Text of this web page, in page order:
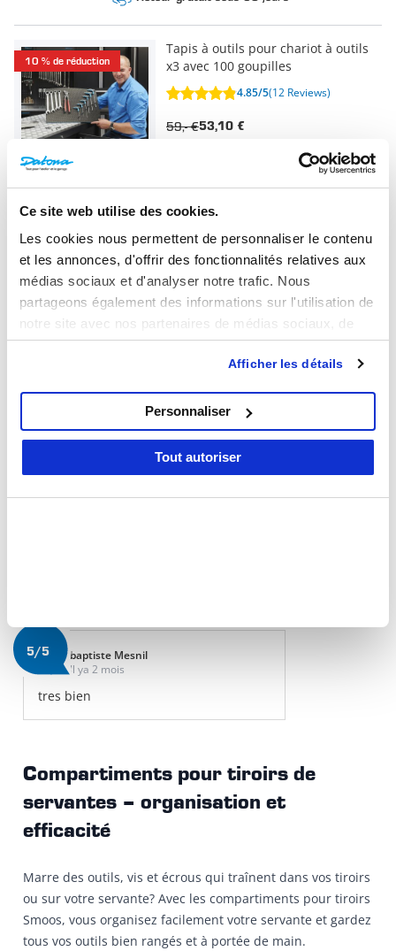
Ce site web utilise des cookies.
Les cookies nous permettent de personnaliser le contenu
et les annonces, d'offrir des fonctionnalités relatives aux
médias sociaux et d'analyser notre trafic. Nous
partageons également des informations sur l'utilisation de
notre site avec nos partenaires de médias sociaux, de
publicité et d'analyse, qui peuvent combiner celles-ci
avec d'autres informations que vous leur avez fournies ou
Afficher les détails
Tout autoriser
Personnaliser
10 % de réduction
Tapis à outils pour chariot à outils
x3 avec 100 goupilles
4.85/5(12 Reviews)
53,10 €
59,- €
10 % de réduction
Tapis à outils pour établi 3 x avec
100 goupilles
0/5(0 Reviews)
62,10 €
69,- €
Commandé aujourd'hui, expédié
Scalpel de précision pour plateau
en mousse x3
0/5(0 Reviews)
aujourd'hui
5/5
baptiste Mesnil
Il ya 2 mois
tres bien
Compartiments pour tiroirs de
servantes – organisation et
efficacité
Marre des outils, vis et écrous qui traînent dans vos tiroirs
ou sur votre servante? Avec les compartiments pour tiroirs
Smoos, vous organisez facilement votre servante et gardez
tous vos outils bien rangés et à portée de main.